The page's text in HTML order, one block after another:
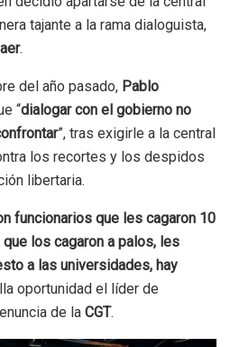
tajante a la rama dialoguista,
.
del año pasado, Pablo
“dialogar con el gobierno no
”, tras exigirle a la central
los recortes y los despidos
libertaria.
funcionarios que les cagaron 10
los cagaron a palos, les
a las universidades, hay
oportunidad el líder de
de la CGT.